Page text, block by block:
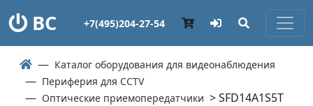
ВС +7(495)204-27-54
Каталог оборудования для видеонаблюдения
Периферия для CCTV
Оптические приемопередатчики > SFD14A1S5T